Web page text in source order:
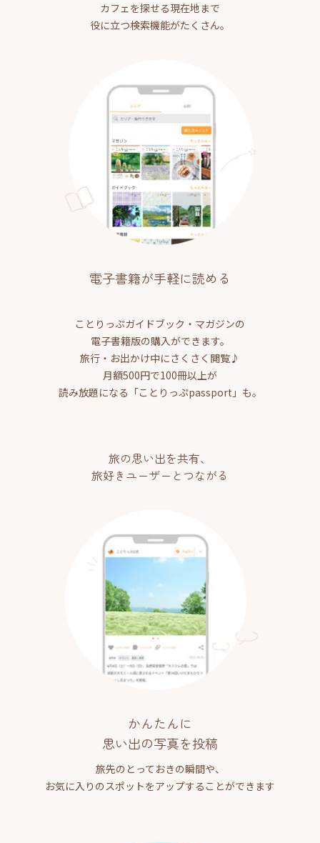
カフェを探せる現在地まで
役に立つ検索機能がたくさん。
電子書籍が手軽に読める
ことりっぷガイドブック・マガジンの
電子書籍版の購入ができます。
旅行・お出かけ中にさくさく閲覧♪
月額500円で100冊以上が
読み放題になる「ことりっぷpassport」も。
旅の思い出を共有、
旅好きユーザーとつながる
かんたんに
思い出の写真を投稿
旅先のとっておきの瞬間や、
お気に入りのスポットをアップすることができます